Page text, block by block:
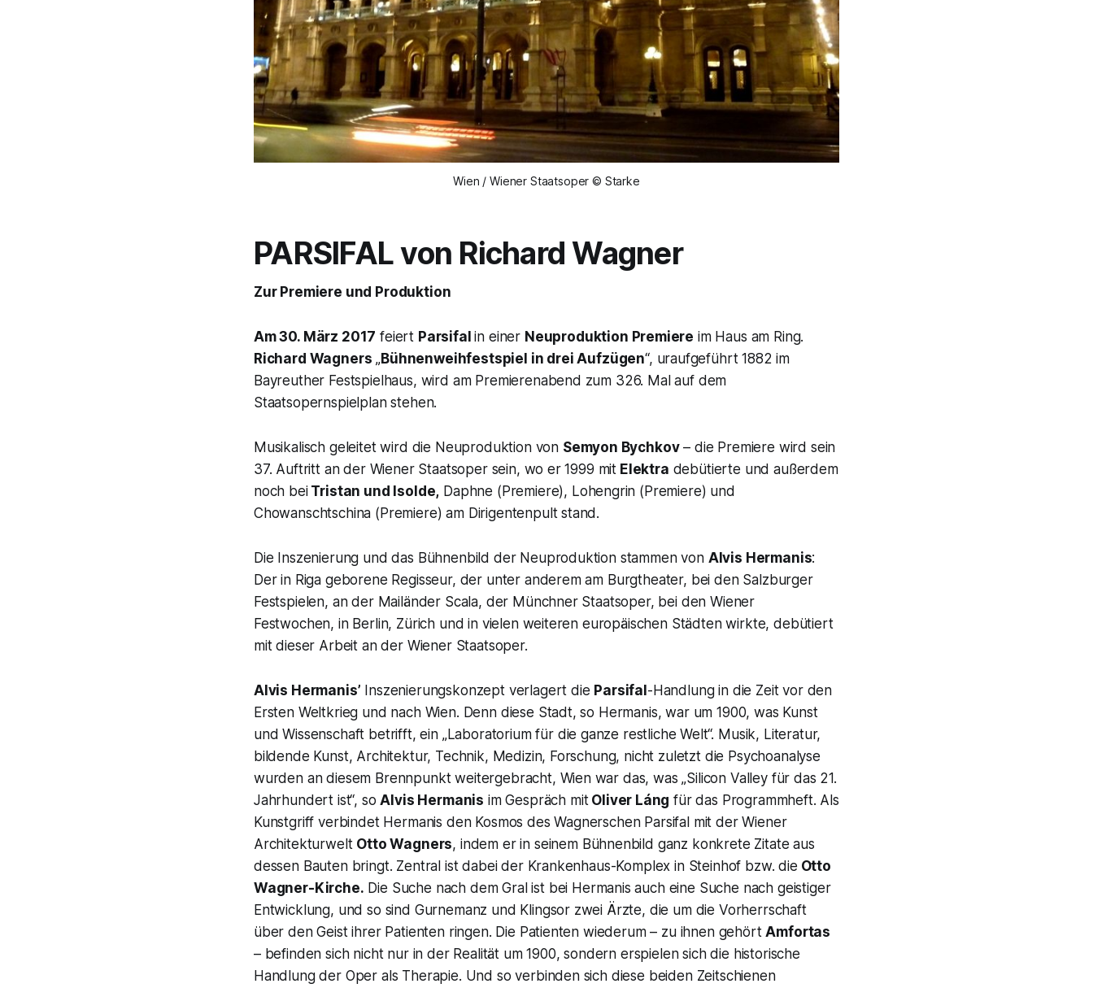
Wien / Wiener Staatsoper © Starke
PARSIFALvon Richard Wagner
Zur Premiere und Produktion
Am 30. März 2017 feiert Parsifal in einer Neuproduktion Premiere im Haus am Ring.
Richard Wagners „Bühnenweihfestspiel in drei Aufzügen“, uraufgeführt 1882 im
Bayreuther Festspielhaus, wird am Premierenabend zum 326. Mal auf dem
Staatsopernspielplan stehen.
Musikalisch geleitet wird die Neuproduktion von Semyon Bychkov– die Premiere wird sein
37. Auftritt an der Wiener Staatsoper sein, wo er 1999 mit Elektra debütierte und außerdem
noch beiTristan und Isolde, Daphne (Premiere), Lohengrin (Premiere) und
Chowanschtschina (Premiere) am Dirigentenpult stand.
Die Inszenierung und das Bühnenbild der Neuproduktion stammen von Alvis Hermanis:
Der in Riga geborene Regisseur, der unter anderem am Burgtheater, bei den Salzburger
Festspielen, an der Mailänder Scala, der Münchner Staatsoper, bei den Wiener
Festwochen, in Berlin, Zürich und in vielen weiteren europäischen Städten wirkte, debütiert
mit dieser Arbeit an der Wiener Staatsoper.
Alvis Hermanis’ Inszenierungskonzept verlagert die Parsifal-Handlung in die Zeit vor den
Ersten Weltkrieg und nach Wien. Denn diese Stadt, so Hermanis, war um 1900, was Kunst
und Wissenschaft betrifft, ein „Laboratorium für die ganze restliche Welt“. Musik, Literatur,
bildende Kunst, Architektur, Technik, Medizin, Forschung, nicht zuletzt die Psychoanalyse
wurden an diesem Brennpunkt weitergebracht, Wien war das, was„Silicon Valley für das 21.
Jahrhundert ist“, soAlvis Hermanis im Gespräch mitOliver Láng für das Programmheft. Als
Kunstgriff verbindet Hermanis den Kosmos des Wagnerschen Parsifal mit der Wiener
Architekturwelt Otto Wagners, indem er in seinem Bühnenbild ganz konkrete Zitate aus
dessen Bauten bringt. Zentral ist dabei der Krankenhaus-Komplex in Steinhof bzw. die Otto
Wagner-Kirche. Die Suche nach dem Gral ist bei Hermanis auch eine Suche nach geistiger
Entwicklung, und so sind Gurnemanz und Klingsor zwei Ärzte, die um die Vorherrschaft
über den Geist ihrer Patienten ringen. Die Patienten wiederum – zu ihnen gehörtAmfortas
– befinden sich nicht nur in der Realität um 1900, sondern erspielen sich die historische
Handlung der Oper als Therapie. Und so verbinden sich diese beiden Zeitschienen